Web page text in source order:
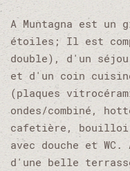
A Muntagna est un
étoiles; Il est
double), d'un
et d'un coin
(plaques
ondes/combiné,
cafetière,
avec douche et
d'une belle